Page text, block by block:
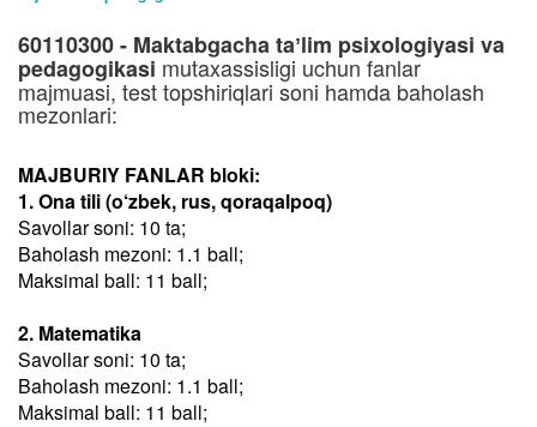
60110300 - Maktabgacha taʼlim psixologiyasi va
pedagogikasi mutaxassisligi uchun fanlar
majmuasi, test topshiriqlari soni hamda baholash
mezonlari:
MAJBURIY FANLAR bloki:
1. Ona tili (o‘zbek, rus, qoraqalpoq)
Savollar soni: 10 ta;
Baholash mezoni: 1.1 ball;
Maksimal ball: 11 ball;
2. Matematika
Savollar soni: 10 ta;
Baholash mezoni: 1.1 ball;
Maksimal ball: 11 ball;